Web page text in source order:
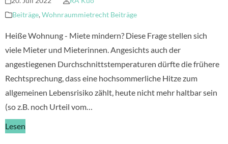
Beiträge, Wohnraummietrecht Beiträge
Heiße Wohnung - Miete mindern? Diese Frage stellen sich
viele Mieter und Mieterinnen. Angesichts auch der
angestiegenen Durchschnittstemperaturen dürfte die frühere
Rechtsprechung, dass eine hochsommerliche Hitze zum
allgemeinen Lebensrisiko zählt, heute nicht mehr haltbar sein
(so z.B. noch Urteil vom…
Lesen